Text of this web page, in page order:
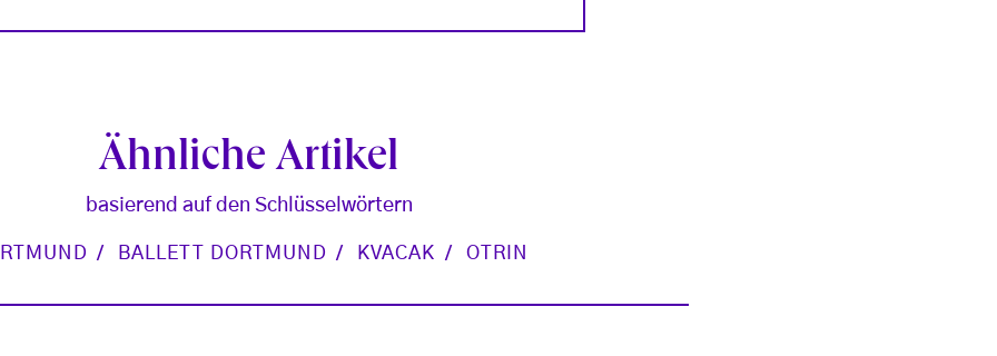
Ähnliche Artikel
basierend auf den Schlüsselwörtern
BALLETT DORTMUND KVACAK OTRIN